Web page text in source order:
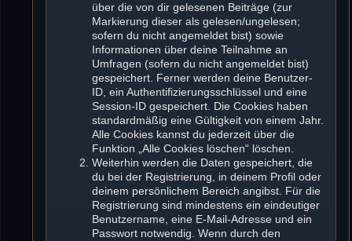
über die von dir gelesenen Beiträge (zur
Markierung dieser als gelesen/ungelesen;
sofern du nicht angemeldet bist) sowie
Informationen über deine Teilnahme an
Umfragen (sofern du nicht angemeldet bist)
gespeichert. Ferner werden deine Benutzer-
ID, ein Authentifizierungsschlüssel und eine
Session-ID gespeichert. Die Cookies haben
standardmäßig eine Gültigkeit von einem Jahr.
Alle Cookies kannst du jederzeit über die
Funktion „Alle Cookies löschen“ löschen.
Weiterhin werden die Daten gespeichert, die
du bei der Registrierung, in deinem Profil oder
deinem persönlichem Bereich angibst. Für die
Registrierung sind mindestens ein eindeutiger
Benutzername, eine E-Mail-Adresse und ein
Passwort notwendig. Wenn durch den